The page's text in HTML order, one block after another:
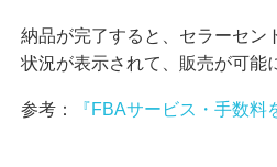
納品が完了すると、セラーセン
状況が表示されて、販売が可能
参考： 『FBAサービス・手数料